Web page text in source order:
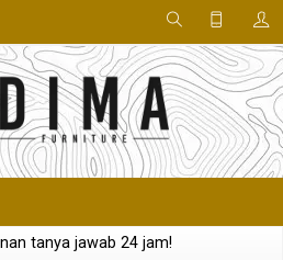
tanya jawab 24 jam!